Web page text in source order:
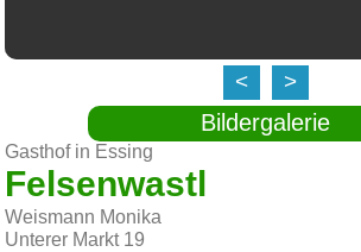
< >
Bildergalerie
Gasthof in Essing
Felsenwastl
Weismann Monika
Unterer Markt 19